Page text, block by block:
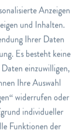
Inaktiv
Inaktiv
Anzeigen
und Inhalten.
Ihrer Daten
Es besteht keine
einzuwilligen,
Ihre Auswahl
widerrufen oder
individueller
Funktionen der